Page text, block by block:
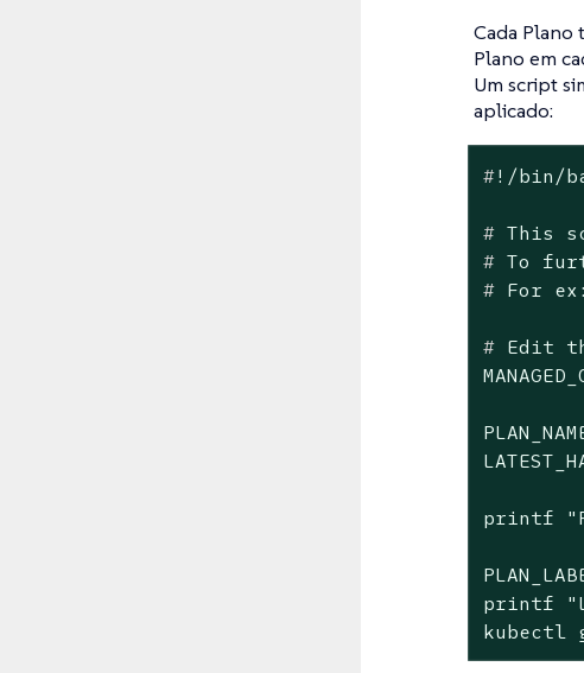
Cada Plano
Plano em
Um script
aplicado:
#!/bin/
# This
# To
# For
# Edit
printf
printf
kubectl